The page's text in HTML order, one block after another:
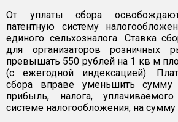
От уплаты сбора
патентную систему
единого сельхозналога. Ставка
для организаторов розничных
превышать 550 рублей на 1 кв м
(с ежегодной индексацией).
сбора вправе уменьшить
прибыль, налога,
системе налогообложения, на сумму